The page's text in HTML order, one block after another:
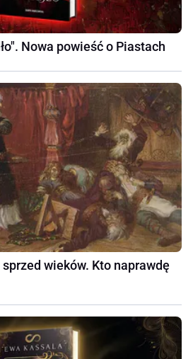
Nowa powieść o Piastach
wieków. Kto naprawdę